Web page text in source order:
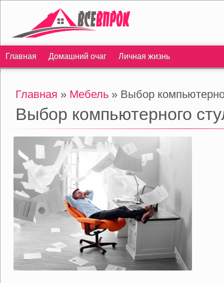
Главная Домашний очаг Личная жизнь
Главная » Мебель » Выбор
Выбор компьютерного